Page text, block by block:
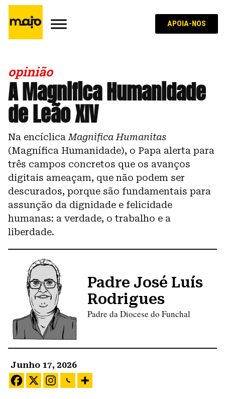
APOIA-NOS
opinião
A Magnifica Humanidade
de Leão XIV
Na encíclica Magnifica Humanitas
(Magnífica Humanidade), o Papa alerta para
três campos concretos que os avanços
digitais ameaçam, que não podem ser
descurados, porque são fundamentais para
assunção da dignidade e felicidade
humanas: a verdade, o trabalho e a
liberdade.
Padre José Luís
Rodrigues
Padre da Diocese do Funchal
Junho 17, 2026